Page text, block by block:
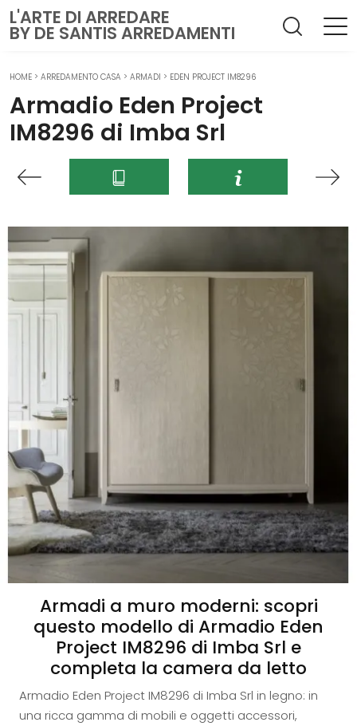
L'ARTE DI ARREDARE
BY DE SANTIS ARREDAMENTI
HOME > ARREDAMENTO CASA > ARMADI > EDEN PROJECT IM8296
Armadio Eden Project
IM8296 di Imba Srl
Armadi a muro moderni: scopri
questo modello di Armadio Eden
Project IM8296 di Imba Srl e
completa la camera da letto
Armadio Eden Project IM8296 di Imba Srl in legno: in
una ricca gamma di mobili e oggetti accessori,